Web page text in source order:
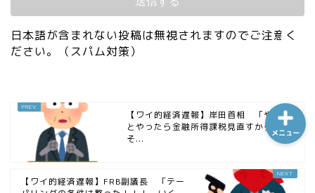
日本語が含まれない投稿は無視されますのでご注意く
ださい。（スパム対策）
【ワイ的経済遅報】岸田首相 「やるこ
とやったら金融所得課税見直すから！
そ...
【ワイ的経済遅報】FRB副議長 「テー
メニュー
趣味